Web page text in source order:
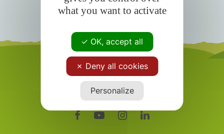
what you want to activate
OK, accept all
Deny all cookies
Personalize